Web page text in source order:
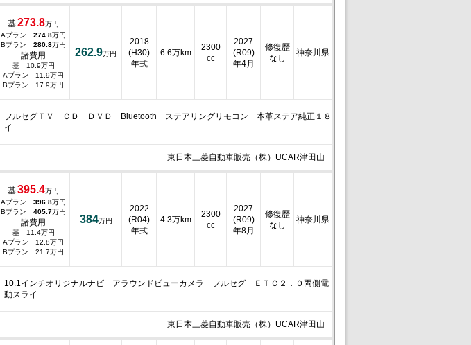
基273.8万円
Aプラン 274.8万円
Bプラン 280.8万円
諸費用
基 10.9万円
Aプラン 11.9万円
Bプラン 17.9万円
262.9万円
2018
(H30)
年式
6.6万km
2300
cc
2027
(R09)
年4月
修復歴
なし
神奈川県
フルセグＴＶ ＣＤ ＤＶＤ Bluetooth ステアリングリモコン 本革ステア純正１８
イ…
東日本三菱自動車販売（株）UCAR津田山
基395.4万円
Aプラン 396.8万円
Bプラン 405.7万円
諸費用
基 11.4万円
Aプラン 12.8万円
Bプラン 21.7万円
384万円
2022
(R04)
年式
4.3万km
2300
cc
2027
(R09)
年8月
修復歴
なし
神奈川県
10.1インチオリジナルナビ アラウンドビューカメラ フルセグ ＥＴＣ２．０両側電
動スライ…
東日本三菱自動車販売（株）UCAR津田山